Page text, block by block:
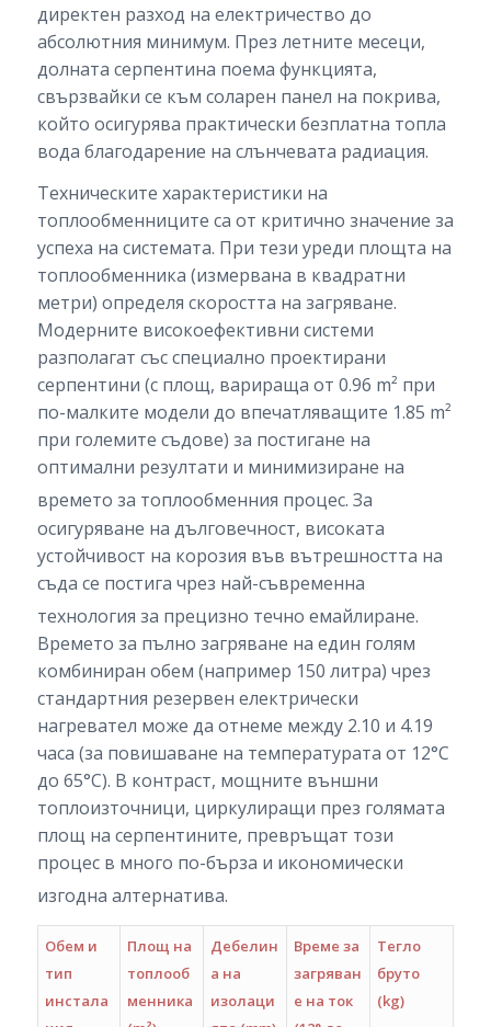
директен разход на електричество до
абсолютния минимум. През летните месеци,
долната серпентина поема функцията,
свързвайки се към соларен панел на покрива,
който осигурява практически безплатна топла
вода благодарение на слънчевата радиация.
Техническите характеристики на
топлообменниците са от критично значение за
успеха на системата. При тези уреди площта на
топлообменника (измервана в квадратни
метри) определя скоростта на загряване.
Модерните високоефективни системи
разполагат със специално проектирани
серпентини (с площ, варираща от 0.96 m² при
по-малките модели до впечатляващите 1.85 m²
при големите съдове) за постигане на
оптимални резултати и минимизиране на
времето за топлообменния процес. За
осигуряване на дълговечност, високата
устойчивост на корозия във вътрешността на
съда се постига чрез най-съвременна
технология за прецизно течно емайлиране.
Времето за пълно загряване на един голям
комбиниран обем (например 150 литра) чрез
стандартния резервен електрически
нагревател може да отнеме между 2.10 и 4.19
часа (за повишаване на температурата от 12°C
до 65°C). В контраст, мощните външни
топлоизточници, циркулиращи през голямата
площ на серпентините, превръщат този
процес в много по-бърза и икономически
изгодна алтернатива.
Обем и
тип
инстала
Площ на
топлооб
менника
Дебелин
а на
изолаци
Време за
загряван
е на ток
Тегло
бруто
(kg)